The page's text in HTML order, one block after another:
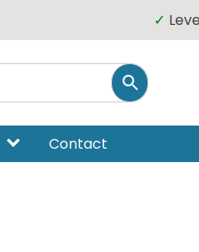
✓
Contact